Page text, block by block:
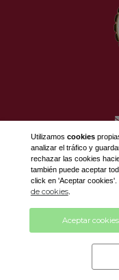
Horario:
Utilizamos cookies
analizar el tráfico y
rechazar las cookies
también puede aceptar
click en 'Aceptar
de cookies.
Aceptar cookies